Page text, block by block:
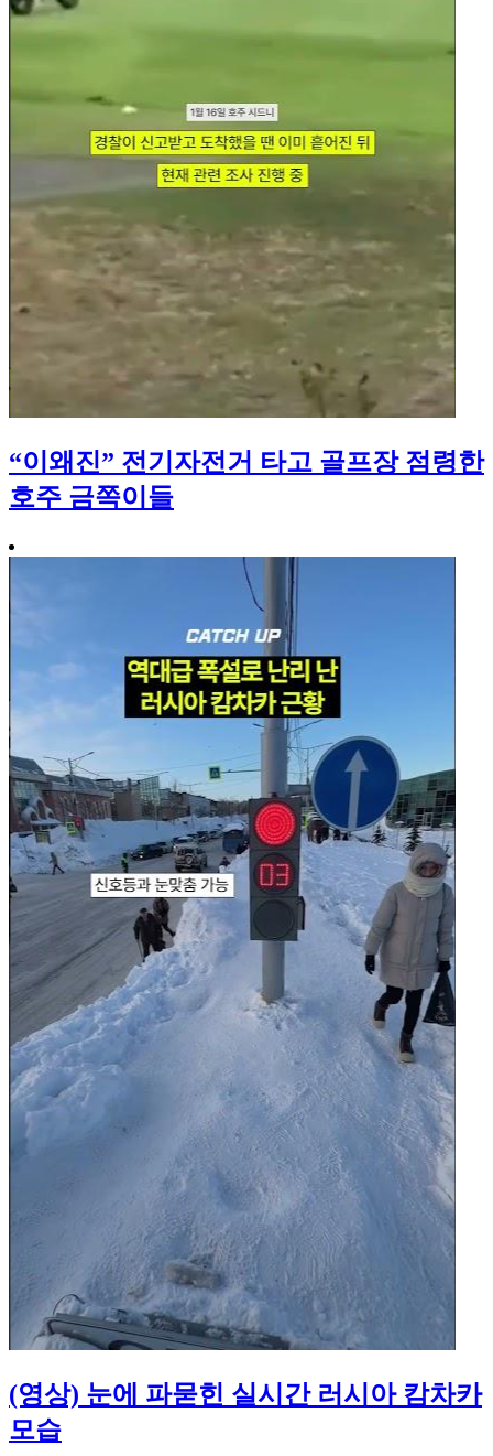
“이왜진” 전기자전거 타고 골프장 점령한
호주 금쪽이들
(영상) 눈에 파묻힌 실시간 러시아 캄차카
모습